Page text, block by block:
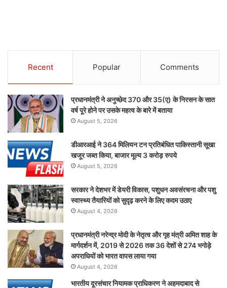
Recent Popular Comments
प्रधानमंत्री ने अनुच्छेद 370 और 35(ए) के निरसन के सात
वर्ष पूरे होने पर उसके महत्व के बारे में बताया
August 5, 2026
डीआरआई ने 364 मिलियन टन प्रतिबंधित पाकिस्तानी सूखा
खजूर जब्त किया, बाजार मूल्य 3 करोड़ रुपये
August 5, 2026
सरकार ने देशभर में डेयरी विकास, पशुधन अवसंरचना और पशु
स्वास्थ्य तैयारियों को सुदृढ़ करने के लिए कदम उठाए
August 4, 2026
प्रधानमंत्री नरेन्द्र मोदी के नेतृत्व और गृह मंत्री अमित शाह के
मार्गदर्शन में, 2019 से 2026 तक 36 देशों से 274 भगोड़े
अपराधियों को भारत वापस लाया गया
August 4, 2026
भारतीय दूरसंचार नियामक प्राधिकरण ने अहमदाबाद से